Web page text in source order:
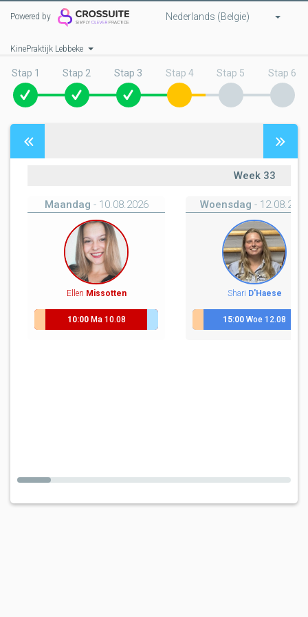
Powered by Nederlands (Belgie)
KinePraktijk Lebbeke
Stap 1 Stap 2 Stap 3 Stap 4 Stap 5 Stap 6
Week33
Maandag - 10.08.2026
Ellen Missotten
10:00 Ma 10.08
Woensdag -
Shari D'Haese
15:00 Woe 12.08